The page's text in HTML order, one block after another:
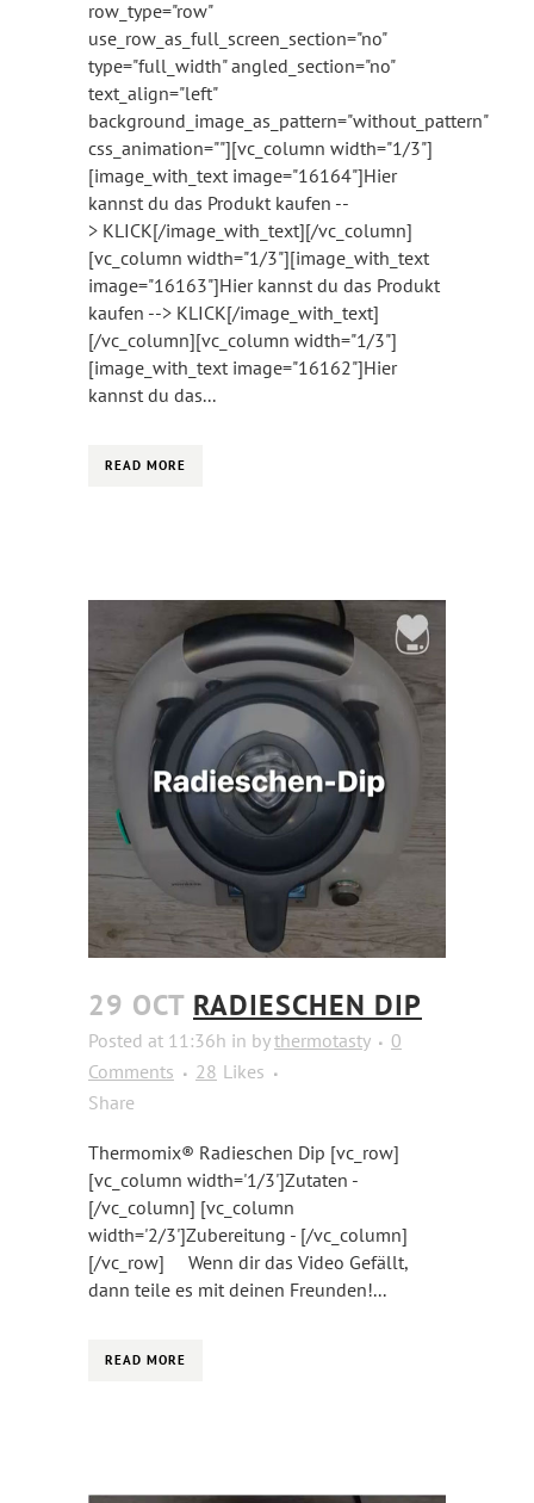
row_type="row"
use_row_as_full_screen_section="no"
type="full_width" angled_section="no"
text_align="left"
background_image_as_pattern="without_pattern"
css_animation=""][vc_column width="1/3"]
[image_with_text image="16164"]Hier
kannst du das Produkt kaufen --
> KLICK[/image_with_text][/vc_column]
[vc_column width="1/3"][image_with_text
image="16163"]Hier kannst du das Produkt
kaufen --> KLICK[/image_with_text]
[/vc_column][vc_column width="1/3"]
[image_with_text image="16162"]Hier
kannst du das...
READ MORE
29 OCT RADIESCHEN DIP
Posted at 11:36h in bythermotasty
0
Comments
28 Likes
Share
Thermomix® Radieschen Dip [vc_row]
[vc_column width='1/3']Zutaten -
[/vc_column] [vc_column
width='2/3']Zubereitung - [/vc_column]
[/vc_row] Wenn dir das Video Gefällt,
dann teile es mit deinen Freunden!...
READ MORE